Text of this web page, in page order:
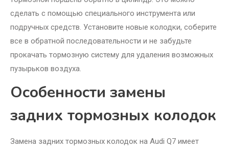
сделать с помощью специального инструмента или
подручных средств. Установите новые колодки, соберите
все в обратной последовательности и не забудьте
прокачать тормозную систему для удаления возможных
пузырьков воздуха.
Особенности замены
задних тормозных колодок
Замена задних тормозных колодок на Audi Q7 имеет